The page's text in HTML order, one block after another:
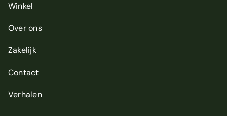
Winkel
Over ons
Zakelijk
Contact
Verhalen